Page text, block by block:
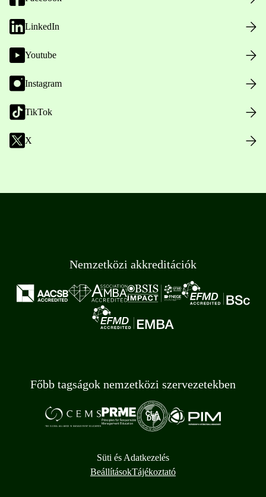
LinkedIn
Youtube
Instagram
TikTok
X
Nemzetközi akkreditációk
Főbb tagságok nemzetközi szervezetekben
Süti és Adatkezelés
BeállításokTájékoztató